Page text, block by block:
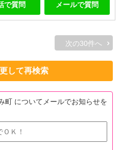
で質問 メールで質問
次の30件へ
して再検索
町 についてメールでお知らせを